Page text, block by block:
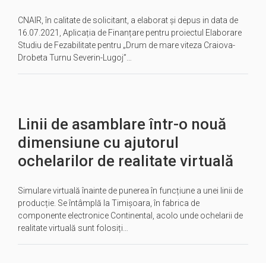
CNAIR, în calitate de solicitant, a elaborat și depus in data de
16.07.2021, Aplicația de Finanțare pentru proiectul Elaborare
Studiu de Fezabilitate pentru „Drum de mare viteza Craiova-
Drobeta Turnu Severin-Lugoj”…
Linii de asamblare într-o nouă
dimensiune cu ajutorul
ochelarilor de realitate virtuală
Simulare virtuală înainte de punerea în funcțiune a unei linii de
producție. Se întâmplă la Timișoara, în fabrica de
componente electronice Continental, acolo unde ochelarii de
realitate virtuală sunt folosiți…